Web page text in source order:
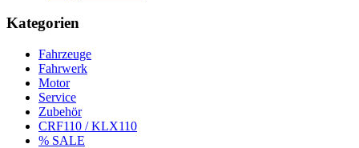
Kategorien
Fahrzeuge
Fahrwerk
Motor
Service
Zubehör
CRF110 / KLX110
% SALE